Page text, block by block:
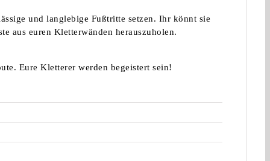
und langlebige Fußtritte setzen. Ihr könnt sie
aus euren Kletterwänden herauszuholen.
Eure Kletterer werden begeistert sein!